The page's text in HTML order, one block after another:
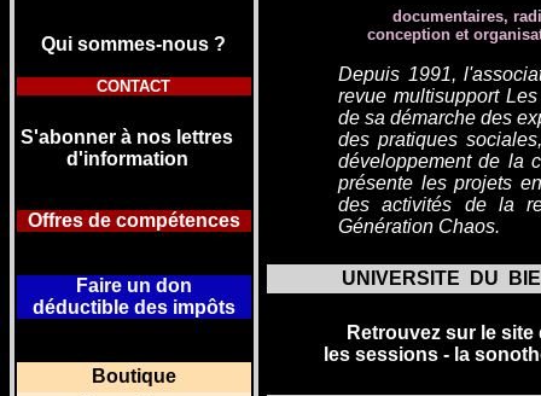
Qui sommes-nous ?
CONTACT
S'abonner à nos lettres
d'information
Offres de compétences
Faire un don
déductible des impôts
Boutique
documentaires,
conception et
Depuis 1991,
revuemultisupport
de sa démarche des
des pratiques
développement de la
présente les projets
des activités de la
Génération Chaos.
UNIVERSITE DU
Retrouvez sur le site
les sessions - la